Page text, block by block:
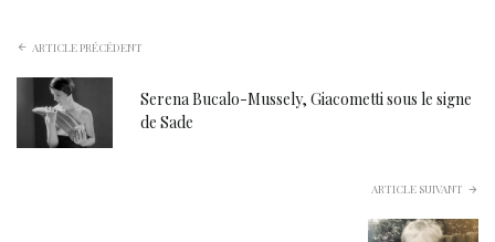
ARTICLE PRÉCÉDENT
Serena Bucalo-Mussely, Giacometti sous le signe
de Sade
ARTICLE SUIVANT